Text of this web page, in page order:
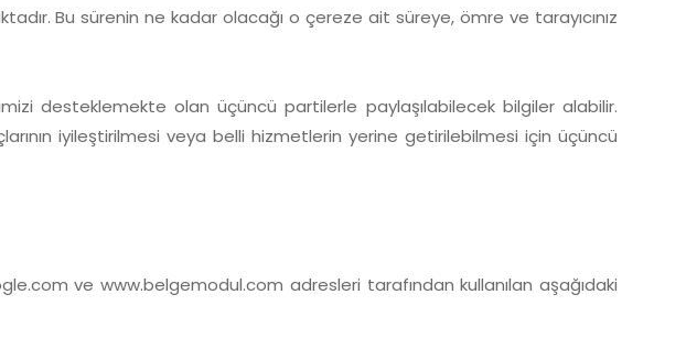
Bu sürenin ne kadar olacağı o çereze ait süreye, ömre ve tarayıcınız
desteklemekte olan üçüncü partilerle paylaşılabilecek bilgiler alabilir.
iyileştirilmesi veya belli hizmetlerin yerine getirilebilmesi için üçüncü
ve www.belgemodul.com adresleri tarafından kullanılan aşağıdaki